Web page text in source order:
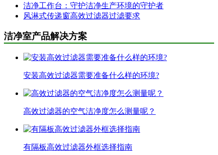
洁净工作台：守护洁净生产环境的守护者
风淋式传递窗高效过滤器过滤要求
洁净室产品解决方案
安装高效过滤器需要准备什么样的环境?
高效过滤器的空气洁净度怎么测量呢？
有隔板高效过滤器外框选择指南